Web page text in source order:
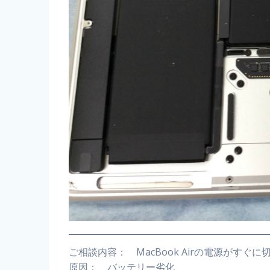
ご相談内容： MacBook Airの電源がすぐに
原因： バッテリー劣化